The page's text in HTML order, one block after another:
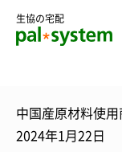
生協の宅配
中国産原材料使
2024年1月22日